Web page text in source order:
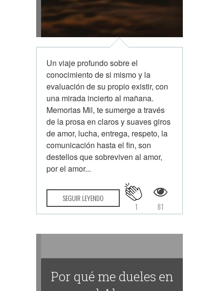
Un viaje profundo sobre el
conocimiento de si mismo y la
evaluación de su propio existir, con
una mirada incierto al mañana.
Memorias Mil, te sumerge a través
de la prosa en claros y suaves giros
de amor, lucha, entrega, respeto, la
comunicación hasta el fin, son
destellos que sobreviven al amor,
por el amor...
SEGUIR LEYENDO
81
1
Por qué me dueles en